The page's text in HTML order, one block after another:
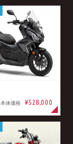
本体価格 ¥528,000